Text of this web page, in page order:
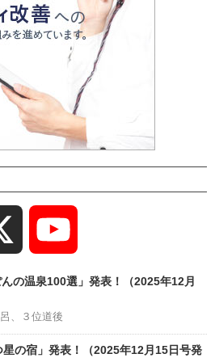
Channel
の温泉100選」発表！（2025年12月
、３位道後
の宿」発表！（2025年12月15日号発